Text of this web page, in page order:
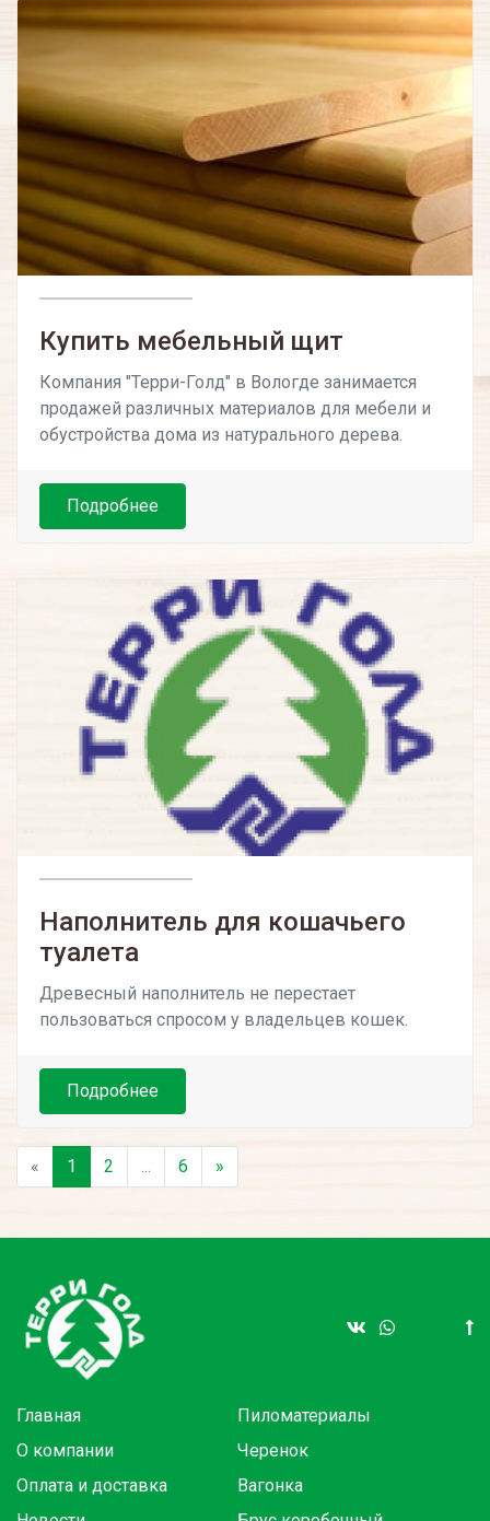
Купить мебельный щ­ит
Компания "Терри-Голд" в Вологде занимается
продажей различных материалов для мебели и
обустройства дома из натурального дерева.
Подробнее
Наполнитель для кошачьего
туалета
Древесный наполнитель не перестает
пользоваться спросом у владельцев кошек.
Подробнее
« 1 2 ... 6 »
Главная
О компании
Оплата и доставка
Пиломатериалы
Черенок
Вагонка